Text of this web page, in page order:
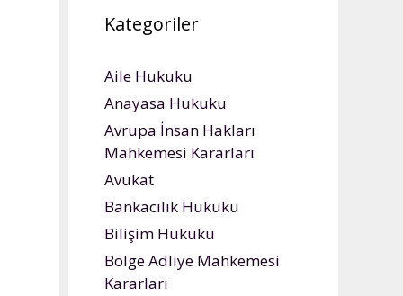
Kategoriler
Aile Hukuku
Anayasa Hukuku
Avrupa İnsan Hakları
Mahkemesi Kararları
Avukat
Bankacılık Hukuku
Bilişim Hukuku
Bölge Adliye Mahkemesi
Kararları